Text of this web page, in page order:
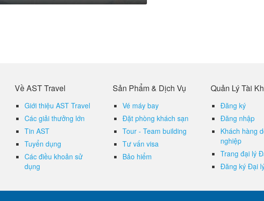
Về AST Travel
Giới thiệu AST Travel
Các giải thưởng lớn
Tin AST
Tuyển dụng
Các điều khoản sử
dụng
Sản Phẩm & Dịch Vụ
Vé máy bay
Đặt phòng khách sạn
Tour - Team building
Tư vấn visa
Bảo hiểm
Quản Lý Tài
Đăng ký
Đăng nhập
Khách hàng
nghiệp
Trang đại lý
Đăng ký Đại